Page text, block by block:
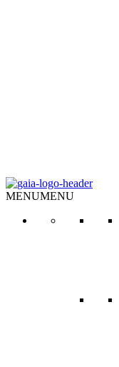
MENUMENU